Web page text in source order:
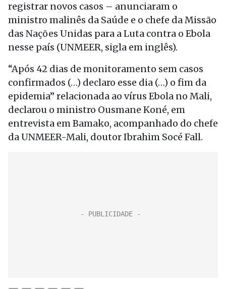
registrar novos casos – anunciaram o
ministro malinês da Saúde e o chefe da Missão
das Nações Unidas para a Luta contra o Ebola
nesse país (UNMEER, sigla em inglês).
“Após 42 dias de monitoramento sem casos
confirmados (…) declaro esse dia (…) o fim da
epidemia” relacionada ao vírus Ebola no Mali,
declarou o ministro Ousmane Koné, em
entrevista em Bamako, acompanhado do chefe
da UNMEER-Mali, doutor Ibrahim Socé Fall.